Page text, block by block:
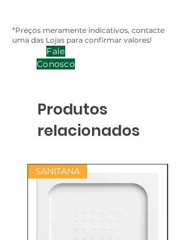
*Preços meramente indicativos, contacte
uma das Lojas para confirmar valores!
Fale
Conosco
Produtos
relacionados
SANITANA